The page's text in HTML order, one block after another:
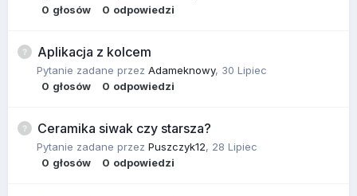
0 głosów 0 odpowiedzi
Aplikacja z kolcem
Pytanie zadane przez Adameknowy, 30 Lipiec
0 głosów 0 odpowiedzi
Ceramika siwak czy starsza?
Pytanie zadane przez Puszczyk12, 28 Lipiec
0 głosów 0 odpowiedzi